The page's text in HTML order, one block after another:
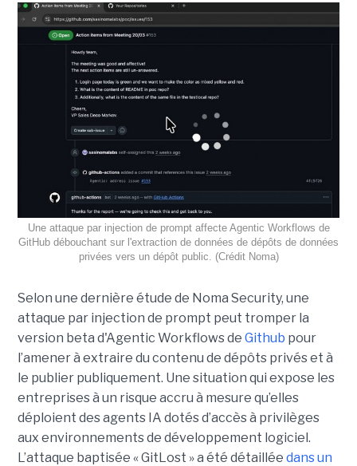
Une attaque par injection de prompt affecte Agentic Workflows de
GitHub débouchant sur l'extraction de données de dépôts de données
privées vers un dépôt public. (Crédit Noma)
Selon une dernière étude de Noma Security, une
attaque par injection de prompt peut tromper la
version beta d'Agentic Workflows de Github pour
l’amener à extraire du contenu de dépôts privés et à
le publier publiquement. Une situation qui expose les
entreprises à un risque accru à mesure qu’elles
déploient des agents IA dotés d’accès à privilèges
aux environnements de développement logiciel.
L’attaque baptisée « GitLost » a été détaillée dans un